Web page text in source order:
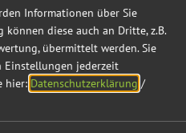
Informationen über Sie
diese auch an Dritte, z.B.
übermittelt werden. Sie
Einstellungen jederzeit
hier: Datenschutzerklärung /